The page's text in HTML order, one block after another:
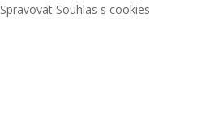
Spravovat Souhlas s cookies